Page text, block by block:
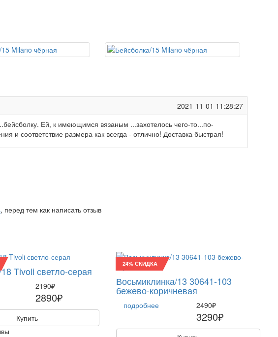
2021-11-01 11:28:27
Ей, к имеющимся вязаным ...захотелось чего-то...по-
и соответствие размера как всегда - отлично! Доставка быстрая!
, перед тем как написать отзыв
Tivoli светло-серая
2190₽
2890₽
Купить
24% СКИДКА
Восьмиклинка/13 30641-103
бежево-коричневая
подробнее 2490₽
3290₽